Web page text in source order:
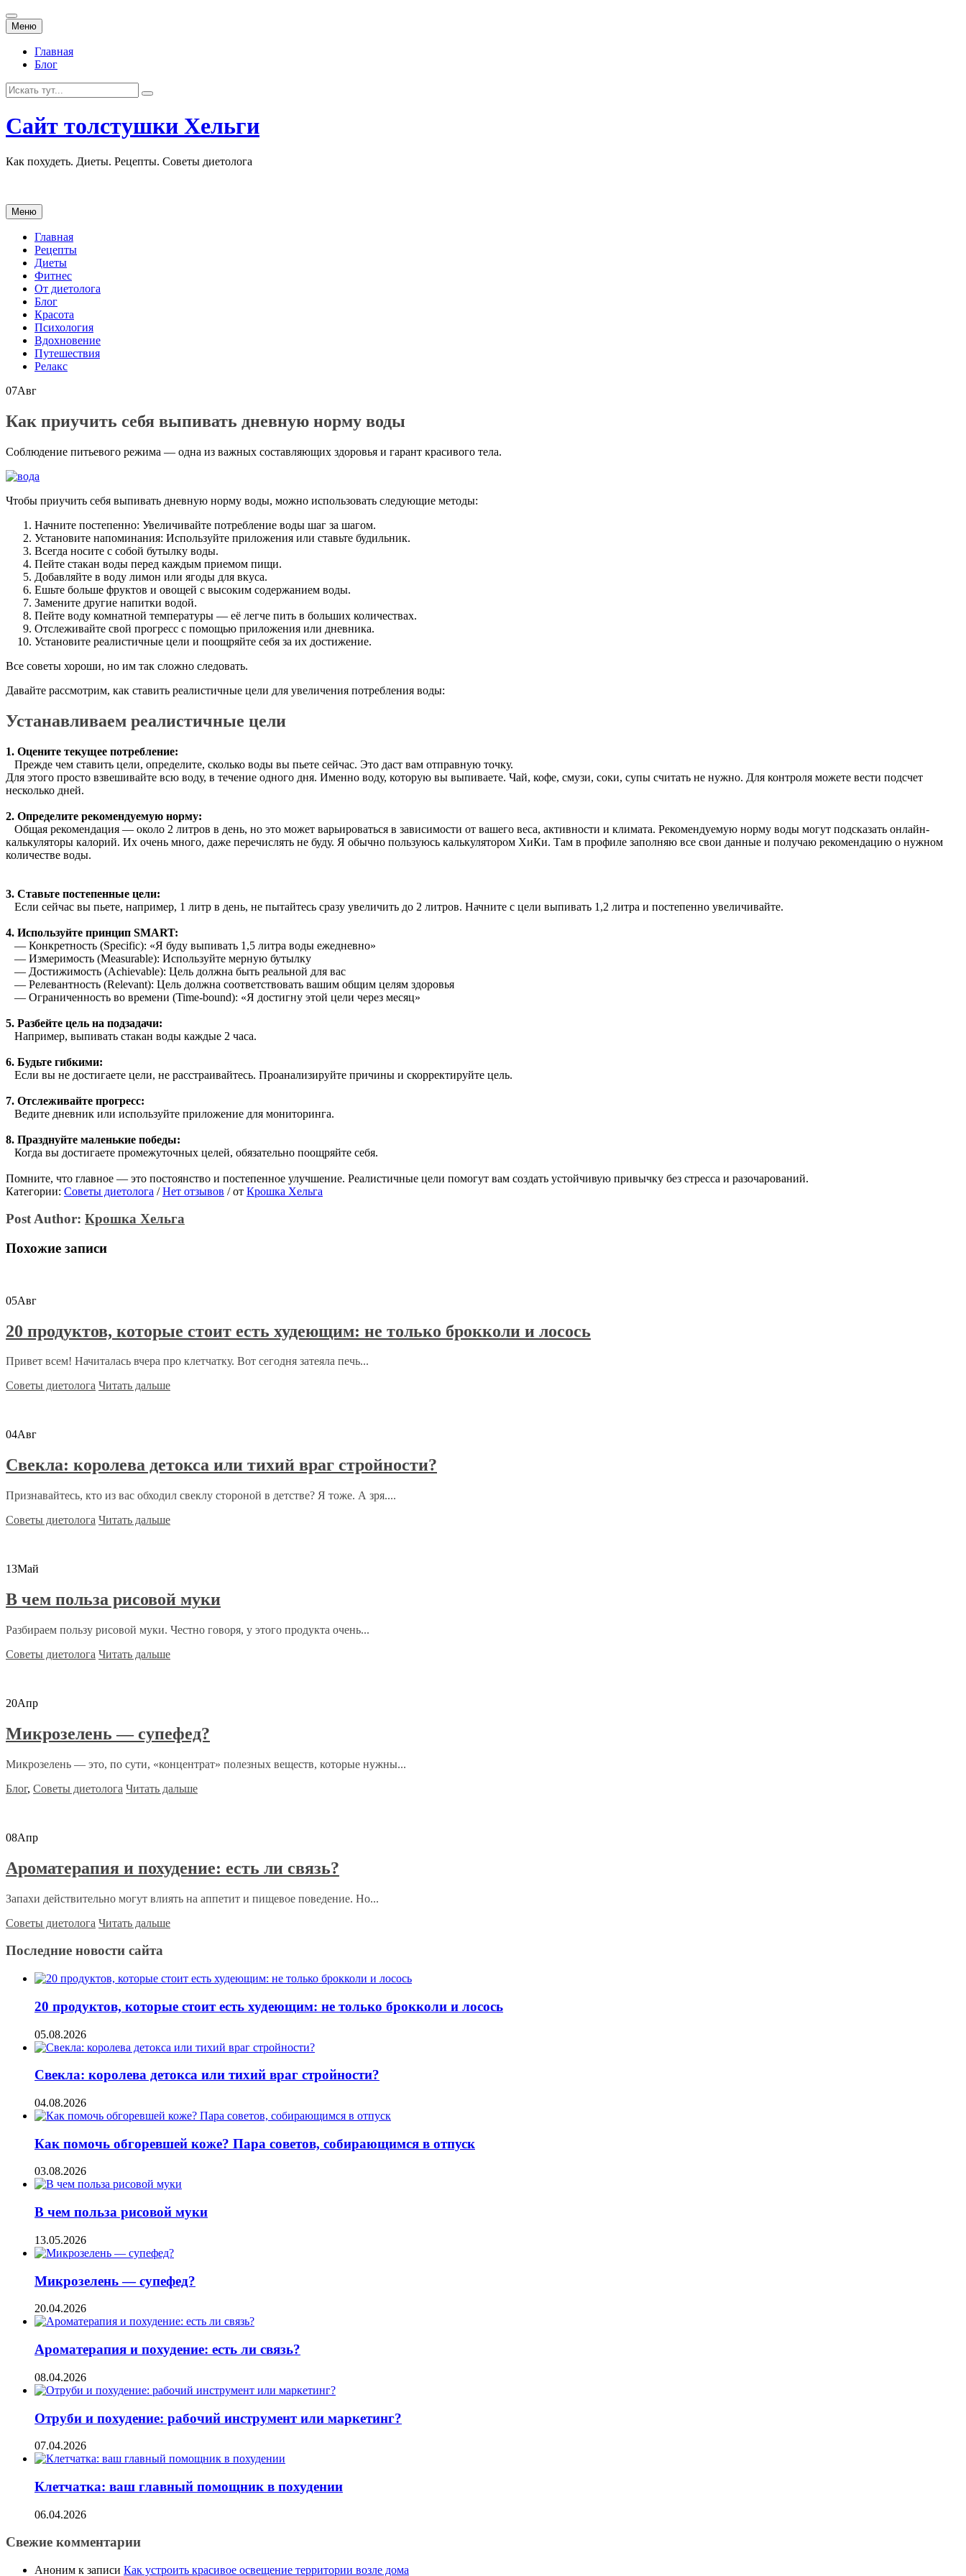
Меню Перейти
к
содержанию
Главная
Блог
Искать:
Сайт толстушки Хельги
Как похудеть. Диеты. Рецепты. Советы диетолога
Меню Перейти
к
содержанию
Главная
Рецепты
Диеты
Фитнес
От диетолога
Блог
Красота
Психология
Вдохновение
Путешествия
Релакс
07Авг
Как приучить себя выпивать дневную норму воды
Соблюдение питьевого режима — одна из важных составляющих здоровья и гарант красивого тела.
Чтобы приучить себя выпивать дневную норму воды, можно использовать следующие методы:
Начните постепенно: Увеличивайте потребление воды шаг за шагом.
Установите напоминания: Используйте приложения или ставьте будильник.
Всегда носите с собой бутылку воды.
Пейте стакан воды перед каждым приемом пищи.
Добавляйте в воду лимон или ягоды для вкуса.
Ешьте больше фруктов и овощей с высоким содержанием воды.
Замените другие напитки водой.
Пейте воду комнатной температуры — её легче пить в больших количествах.
Отслеживайте свой прогресс с помощью приложения или дневника.
Установите реалистичные цели и поощряйте себя за их достижение.
Все советы хороши, но им так сложно следовать.
Давайте рассмотрим, как ставить реалистичные цели для увеличения потребления воды:
Устанавливаем реалистичные цели
1. Оцените текущее потребление:
Прежде чем ставить цели, определите, сколько воды вы пьете сейчас. Это даст вам отправную точку.
Для этого просто взвешивайте всю воду, в течение одного дня. Именно воду, которую вы выпиваете. Чай, кофе, смузи, соки, супы считать не нужно. Для контроля можете вести подсчет
несколько дней.
2. Определите рекомендуемую норму:
Общая рекомендация — около 2 литров в день, но это может варьироваться в зависимости от вашего веса, активности и климата. Рекомендуемую норму воды могут подсказать онлайн-
калькуляторы калорий. Их очень много, даже перечислять не буду. Я обычно пользуюсь калькулятором ХиКи. Там в профиле заполняю все свои данные и получаю рекомендацию о нужном
количестве воды.
3. Ставьте постепенные цели:
Если сейчас вы пьете, например, 1 литр в день, не пытайтесь сразу увеличить до 2 литров. Начните с цели выпивать 1,2 литра и постепенно увеличивайте.
4. Используйте принцип SMART:
— Конкретность (Specific): «Я буду выпивать 1,5 литра воды ежедневно»
— Измеримость (Measurable): Используйте мерную бутылку
— Достижимость (Achievable): Цель должна быть реальной для вас
— Релевантность (Relevant): Цель должна соответствовать вашим общим целям здоровья
— Ограниченность во времени (Time-bound): «Я достигну этой цели через месяц»
5. Разбейте цель на подзадачи:
Например, выпивать стакан воды каждые 2 часа.
6. Будьте гибкими:
Если вы не достигаете цели, не расстраивайтесь. Проанализируйте причины и скорректируйте цель.
7. Отслеживайте прогресс:
Ведите дневник или используйте приложение для мониторинга.
8. Празднуйте маленькие победы:
Когда вы достигаете промежуточных целей, обязательно поощряйте себя.
Помните, что главное — это постоянство и постепенное улучшение. Реалистичные цели помогут вам создать устойчивую привычку без стресса и разочарований.
Категории: Советы диетолога / Нет отзывов /от Крошка Хельга
Post Author: Крошка Хельга
Похожие записи
05Авг
20 продуктов, которые стоит есть худеющим: не только брокколи и лосось
Привет всем! Начиталась вчера про клетчатку. Вот сегодня затеяла печь...
Советы диетолога Читать дальше
04Авг
Свекла: королева детокса или тихий враг стройности?
Признавайтесь, кто из вас обходил свеклу стороной в детстве? Я тоже. А зря....
Советы диетолога Читать дальше
13Май
В чем польза рисовой муки
Разбираем пользу рисовой муки. Честно говоря, у этого продукта очень...
Советы диетолога Читать дальше
20Апр
Микрозелень — супефед?
Микрозелень — это, по сути, «концентрат» полезных веществ, которые нужны...
Блог, Советы диетолога Читать дальше
08Апр
Ароматерапия и похудение: есть ли связь?
Запахи действительно могут влиять на аппетит и пищевое поведение. Но...
Советы диетолога Читать дальше
Последние новости сайта
20 продуктов, которые стоит есть худеющим: не только брокколи и лосось
05.08.2026
Свекла: королева детокса или тихий враг стройности?
04.08.2026
Как помочь обгоревшей коже? Пара советов, собирающимся в отпуск
03.08.2026
В чем польза рисовой муки
13.05.2026
Микрозелень — супефед?
20.04.2026
Ароматерапия и похудение: есть ли связь?
08.04.2026
Отруби и похудение: рабочий инструмент или маркетинг?
07.04.2026
Клетчатка: ваш главный помощник в похудении
06.04.2026
Свежие комментарии
Аноним к записи Как устроить красивое освещение территории возле дома